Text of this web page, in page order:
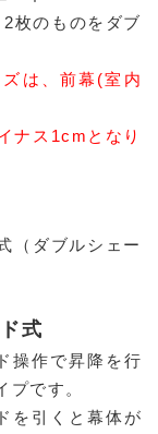
枚のものをダブ
は、前幕(室内
ナス1cmとなり
（ダブルシェー
式
操作で昇降を行
プです。
を引くと幕体が